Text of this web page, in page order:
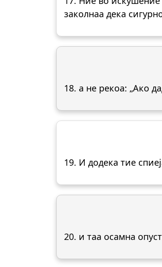
заколнаа дека
18. а не рекоа: „Ако
19. И додека тие
20. и таа осамна